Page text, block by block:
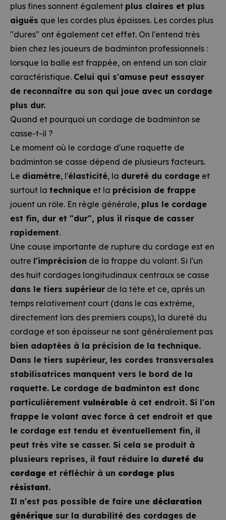
plus fines sonnent également plus claires et plus
aiguës que les cordes plus épaisses. Les cordes plus
"dures" ont également cet effet. On l'entend très
bien chez les joueurs de badminton professionnels :
lorsque la balle est frappée, on entend un son clair
caractéristique. Celui qui s'amuse peut essayer
de reconnaître au son qui joue avec un cordage
plus dur.
Quand et pourquoi un cordage de badminton se
casse-t-il ?
Le moment où le cordage d'une raquette de
badminton se casse dépend de plusieurs facteurs.
Le diamètre, l'élasticité, la dureté du cordage et
surtout la technique et la précision de frappe
jouent un rôle. En règle générale, plus le cordage
est fin, dur et "dur", plus il risque de casser
rapidement.
Une cause importante de rupture du cordage est en
outre l'imprécision de la frappe du volant. Si l'un
des huit cordages longitudinaux centraux se casse
dans le tiers supérieur de la tête et ce, après un
temps relativement court (dans le cas extrême,
directement lors des premiers coups), la dureté du
cordage et son épaisseur ne sont généralement pas
bien adaptées à la précision de la technique.
Dans le tiers supérieur, les cordes transversales
stabilisatrices manquent vers le bord de la
raquette. Le cordage de badminton est donc
particulièrement vulnérable à cet endroit. Si l'on
frappe le volant avec force à cet endroit et que
le cordage est tendu et éventuellement fin, il
peut très vite se casser. Si cela se produit à
plusieurs reprises, il faut réduire la dureté du
cordage et réfléchir à un cordage plus
résistant.
Il n'est pas possible de faire une déclaration
générique sur la durabilité des cordages de